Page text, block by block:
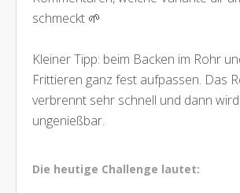
schmeckt 🌱
Kleiner Tipp: beim Backen im Rohr
Frittieren ganz fest aufpassen. Das
verbrennt sehr schnell und dann
ungenießbar.
Die heutige Challenge lautet: